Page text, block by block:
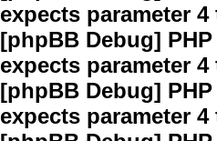
expects parameter
[phpBB Debug]
expects parameter
[phpBB Debug]
expects parameter